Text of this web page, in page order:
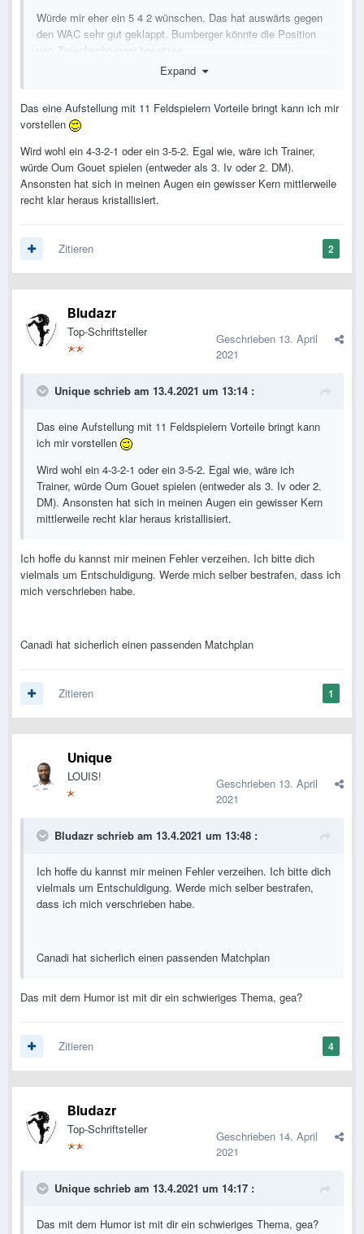
Würde mir eher ein 5 4 2 wünschen. Das hat auswärts gegen
den WAC sehr gut geklappt. Bumberger könnte die Position
von Zwischenbrugger besetzen.
Expand
Das eine Aufstellung mit 11 Feldspielern Vorteile bringt kann ich mir
vorstellen
Wird wohl ein 4-3-2-1 oder ein 3-5-2. Egal wie, wäre ich Trainer,
würde Oum Gouet spielen (entweder als 3. Iv oder 2. DM).
Ansonsten hat sich in meinen Augen ein gewisser Kern mittlerweile
recht klar heraus kristallisiert.
2
Zitieren
Bludazr
Top-Schriftsteller Geschrieben 13. April
2021
Unique schrieb am 13.4.2021 um 13:14 :
Das eine Aufstellung mit 11 Feldspielern Vorteile bringt kann
ich mir vorstellen
Wird wohl ein 4-3-2-1 oder ein 3-5-2. Egal wie, wäre ich
Trainer, würde Oum Gouet spielen (entweder als 3. Iv oder 2.
DM). Ansonsten hat sich in meinen Augen ein gewisser Kern
mittlerweile recht klar heraus kristallisiert.
Ich hoffe du kannst mir meinen Fehler verzeihen. Ich bitte dich
vielmals um Entschuldigung. Werde mich selber bestrafen, dass ich
mich verschrieben habe.
Canadi hat sicherlich einen passenden Matchplan
1
Zitieren
Unique
LOUIS! Geschrieben 13. April
2021
Bludazr schrieb am 13.4.2021 um 13:48 :
Ich hoffe du kannst mir meinen Fehler verzeihen. Ich bitte dich
vielmals um Entschuldigung. Werde mich selber bestrafen,
dass ich mich verschrieben habe.
Canadi hat sicherlich einen passenden Matchplan
Das mit dem Humor ist mit dir ein schwieriges Thema, gea?
4
Zitieren
Bludazr
Top-Schriftsteller Geschrieben 14. April
2021
Unique schrieb am 13.4.2021 um 14:17 :
Das mit dem Humor ist mit dir ein schwieriges Thema, gea?